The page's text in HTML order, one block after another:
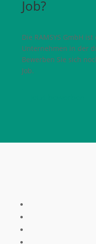
Job?
Die RAMSYS GmbH
Unternehmen in der
Bewerben Sie sich
Job.